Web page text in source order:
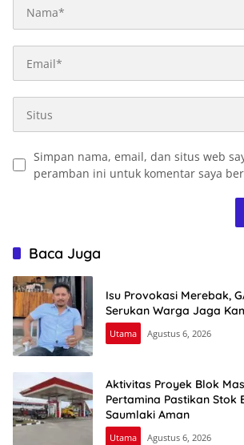
Simpan nama, email, dan situs web
peramban ini untuk komentar saya
Baca Juga
Isu Provokasi Merebak,
Serukan Warga Jaga
Utama Agustus 6, 2026
Aktivitas Proyek Blok
Pertamina Pastikan Stok
Saumlaki Aman
Utama Agustus 6, 2026